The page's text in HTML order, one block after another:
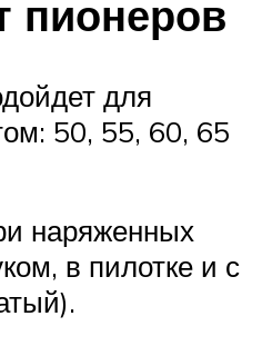
пионеров
для
50, 55, 60, 65
наряженных
в пилотке и с